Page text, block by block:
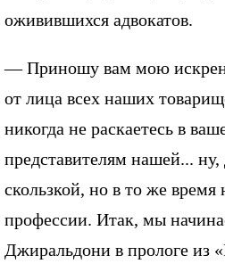
оживившихся адвокатов.
— Приношу вам мою
от лица всех наших
никогда не раскаетесь в
представителям нашей...
скользкой, но в то же время
профессии. Итак, мы
Джиральдони в прологе из